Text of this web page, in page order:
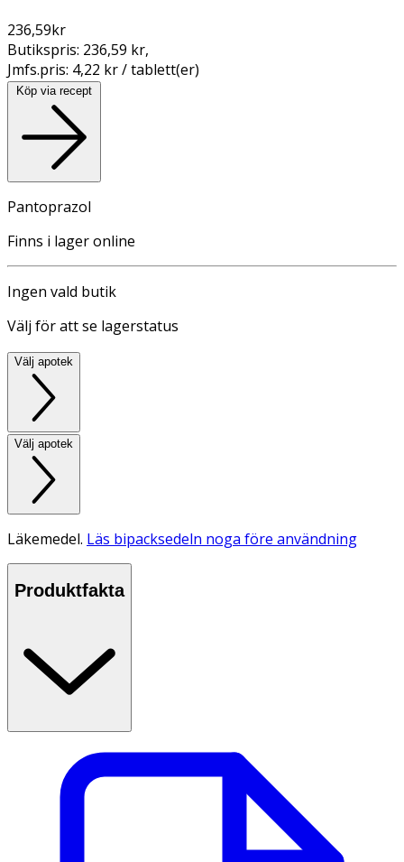
236,59kr
Butikspris: 236,59 kr,
Jmfs.pris: 4,22 kr / tablett(er)
Köp via recept
Pantoprazol
Finns i lager online
Ingen vald butik
Välj för att se lagerstatus
Välj apotek
Välj apotek
Läkemedel. Läs bipacksedeln noga före användning
Produktfakta